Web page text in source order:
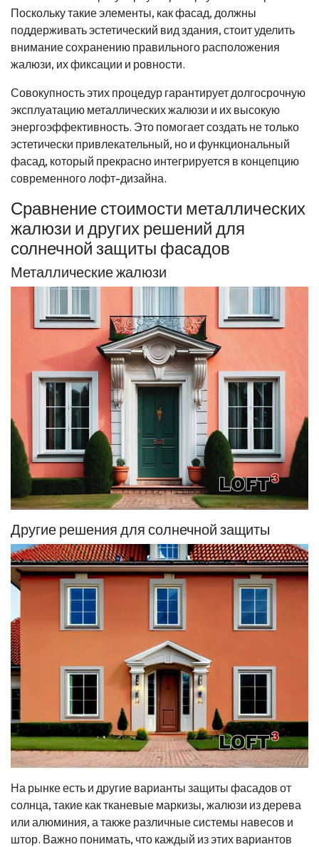
Поскольку такие элементы, как фасад, должны
поддерживать эстетический вид здания, стоит уделить
внимание сохранению правильного расположения
жалюзи, их фиксации и ровности.
Совокупность этих процедур гарантирует долгосрочную
эксплуатацию металлических жалюзи и их высокую
энергоэффективность. Это помогает создать не только
эстетически привлекательный, но и функциональный
фасад, который прекрасно интегрируется в концепцию
современного лофт-дизайна.
Сравнение стоимости металлических
жалюзи и других решений для
солнечной защиты фасадов
Металлические жалюзи
Другие решения для солнечной защиты
На рынке есть и другие варианты защиты фасадов от
солнца, такие как тканевые маркизы, жалюзи из дерева
или алюминия, а также различные системы навесов и
штор. Важно понимать, что каждый из этих вариантов